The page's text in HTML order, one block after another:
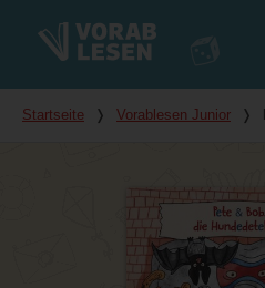
Du bist hier
Startseite ❭ Vorablesen Junior ❭